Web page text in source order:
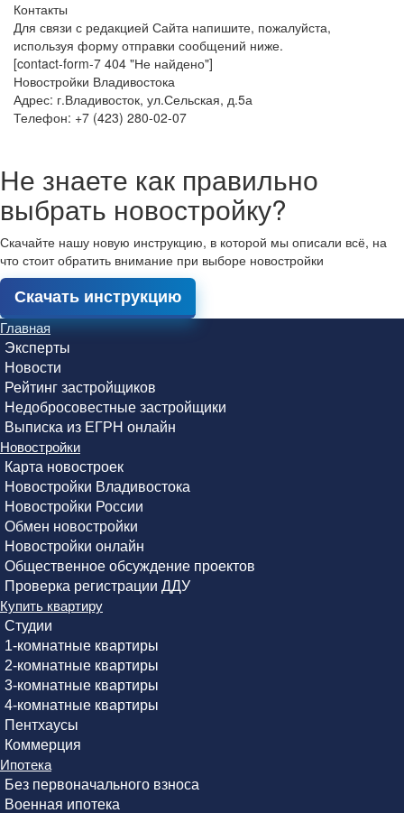
Контакты
Для связи с редакцией Сайта напишите, пожалуйста,
используя форму отправки сообщений ниже.
[contact-form-7 404 "Не найдено"]
Новостройки Владивостока
Адрес: г.Владивосток, ул.Сельская, д.5а
Телефон: +7 (423) 280-02-07
Не знаете как правильно
выбрать новостройку?
Скачайте нашу новую инструкцию, в которой мы описали всё, на
что стоит обратить внимание при выборе новостройки
Скачать инструкцию
Главная
Эксперты
Новости
Рейтинг застройщиков
Недобросовестные застройщики
Выписка из ЕГРН онлайн
Новостройки
Карта новостроек
Новостройки Владивостока
Новостройки России
Обмен новостройки
Новостройки онлайн
Общественное обсуждение проектов
Проверка регистрации ДДУ
Купить квартиру
Студии
1-комнатные квартиры
2-комнатные квартиры
3-комнатные квартиры
4-комнатные квартиры
Пентхаусы
Коммерция
Ипотека
Без первоначального взноса
Военная ипотека